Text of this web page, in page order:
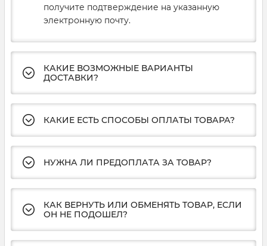
получите подтверждение на указанную
электронную почту.
КАКИЕ ВОЗМОЖНЫЕ ВАРИАНТЫ
ДОСТАВКИ?
КАКИЕ ЕСТЬ СПОСОБЫ ОПЛАТЫ ТОВАРА?
НУЖНА ЛИ ПРЕДОПЛАТА ЗА ТОВАР?
КАК ВЕРНУТЬ ИЛИ ОБМЕНЯТЬ ТОВАР, ЕСЛИ
ОН НЕ ПОДОШЕЛ?